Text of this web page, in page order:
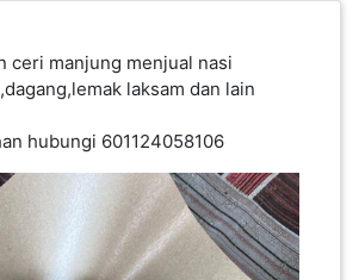
ceri manjung menjual nasi
laksam dan lain
hubungi 601124058106